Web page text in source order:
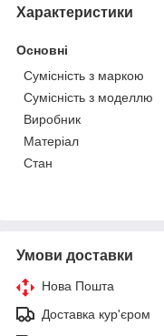
Характеристики
Основні
Сумісність з маркою
Сумісність з моделлю
Виробник
Матеріал
Стан
Умови доставки
Нова Пошта
Доставка кур'єром